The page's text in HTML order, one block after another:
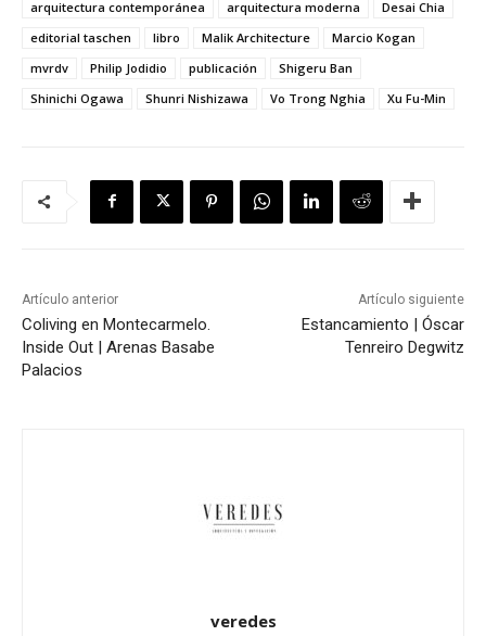
arquitectura contemporánea
arquitectura moderna
Desai Chia
editorial taschen
libro Malik Architecture
Marcio Kogan
mvrdv
Philip Jodidio publicación
Shigeru Ban
Shinichi Ogawa
Shunri Nishizawa Vo Trong Nghia Xu Fu-Min
Artículo anterior
Coliving en Montecarmelo.
Inside Out | Arenas Basabe
Palacios
Artículo siguiente
Estancamiento | Óscar
Tenreiro Degwitz
veredes